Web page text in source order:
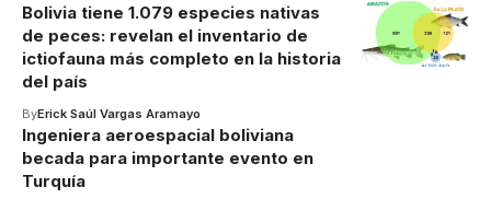
Bolivia tiene 1.079 especies nativas
de peces: revelan el inventario de
ictiofauna más completo en la historia
del país
ByErick Saúl Vargas Aramayo
Ingeniera aeroespacial boliviana
becada para importante evento en
Turquía